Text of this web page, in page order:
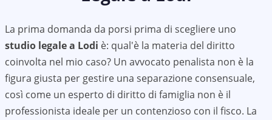
La prima domanda da porsi prima di scegliere uno
studio legale a Lodi è: qual'è la materia del diritto
coinvolta nel mio caso? Un avvocato penalista non è la
figura giusta per gestire una separazione consensuale,
così come un esperto di diritto di famiglia non è il
professionista ideale per un contenzioso con il fisco. La